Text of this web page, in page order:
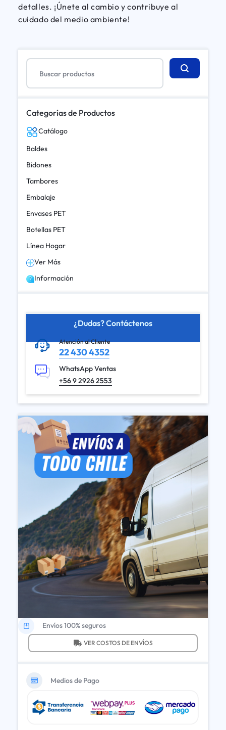
detalles. ¡Únete al cambio y contribuye al
cuidado del medio ambiente!
Categorías de Productos
Catálogo
Baldes
Bidones
Tambores
Embalaje
Envases PET
Botellas PET
Línea Hogar
Ver Más
Información
¿Dudas? Contáctenos
Atención al Cliente
22 430 4352
WhatsApp Ventas
+56 9 2926 2553
Envíos 100% seguros
VER COSTOS DE ENVÍOS
Medios de Pago